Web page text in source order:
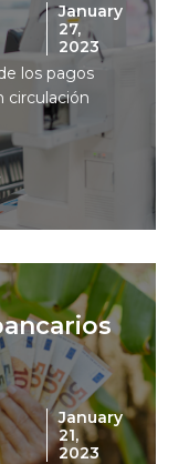
January
27,
2023
los pagos
circulación
January
21,
2023